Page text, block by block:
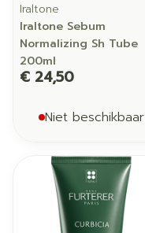
Iraltone
Iraltone Sebum
Normalizing Sh Tube
200ml
€ 24,50
Niet beschikbaar